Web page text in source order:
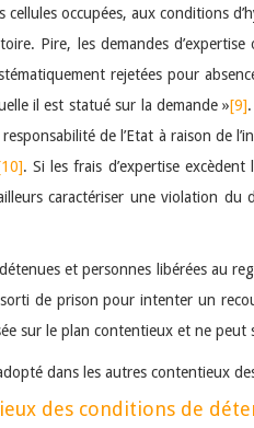
occupées, aux conditions
Pire, les demandes
rejetées pour
il est statué sur la demande »[9]
de l’Etat à raison de
. Si les frais d’expertise
caractériser une violation
et personnes libérées au
de prison pour intenter un
sur le plan contentieux et ne peut
dans les autres contentieux
des conditions de